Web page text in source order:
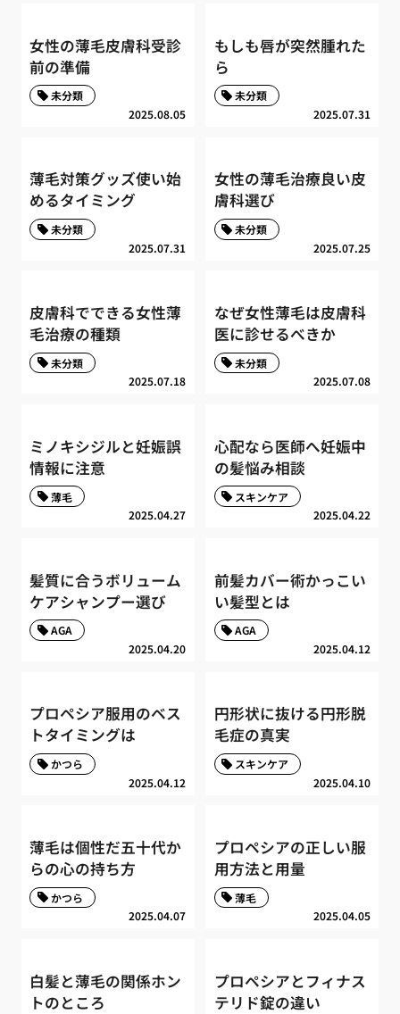
女性の薄毛皮膚科受診
前の準備
2025.08.05
未分類
もしも唇が突然腫れた
ら
2025.07.31
未分類
薄毛対策グッズ使い始
めるタイミング
2025.07.31
未分類
女性の薄毛治療良い皮
膚科選び
2025.07.25
未分類
皮膚科でできる女性薄
毛治療の種類
2025.07.18
未分類
なぜ女性薄毛は皮膚科
医に診せるべきか
2025.07.08
未分類
ミノキシジルと妊娠誤
情報に注意
2025.04.27
薄毛
心配なら医師へ妊娠中
の髪悩み相談
2025.04.22
スキンケア
髪質に合うボリューム
ケアシャンプー選び
2025.04.20
AGA
前髪カバー術かっこい
い髪型とは
2025.04.12
AGA
プロペシア服用のベス
トタイミングは
2025.04.12
かつら
円形状に抜ける円形脱
毛症の真実
2025.04.10
スキンケア
薄毛は個性だ五十代か
らの心の持ち方
2025.04.07
かつら
プロペシアの正しい服
用方法と用量
2025.04.05
薄毛
白髪と薄毛の関係ホン
トのところ
プロペシアとフィナス
テリド錠の違い